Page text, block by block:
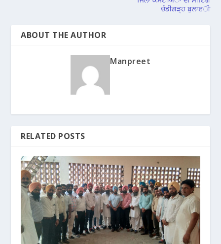
ਚੰਡੀਗੜ੍ਹ ਬੁਲਾੲੀ
ABOUT THE AUTHOR
Manpreet
RELATED POSTS